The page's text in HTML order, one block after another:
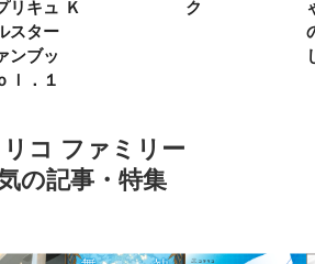
リキュ
スター
ブッ
．１
Ｋ
ク
コ ファミリー
の記事・特集